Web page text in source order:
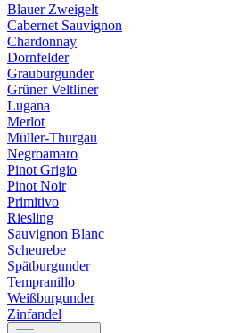
Blauer Zweigelt
Cabernet Sauvignon
Chardonnay
Dornfelder
Grauburgunder
Grüner Veltliner
Lugana
Merlot
Müller-Thurgau
Negroamaro
Pinot Grigio
Pinot Noir
Primitivo
Riesling
Sauvignon Blanc
Scheurebe
Spätburgunder
Tempranillo
Weißburgunder
Zinfandel